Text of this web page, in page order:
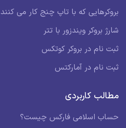
بروکرهایی که با تاپ چنج کار می کنند
شارژ بروکر ویندزور با تتر
ثبت نام در بروکر کوتکس
ثبت نام در آمارکتس
مطالب کاربردی
حساب اسلامی فارکس چیست؟